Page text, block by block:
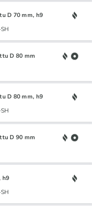
D 70 mm, h9
D 80 mm
D 80 mm, h9
D 90 mm
h9